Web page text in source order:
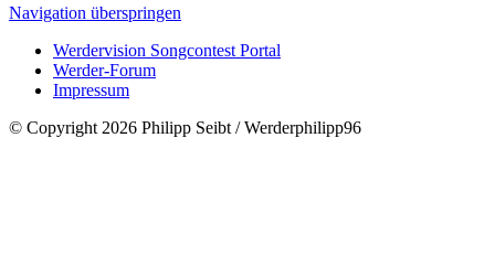
Navigation überspringen
Werdervision Songcontest Portal
Werder-Forum
Impressum
© Copyright 2026 Philipp Seibt / Werderphilipp96